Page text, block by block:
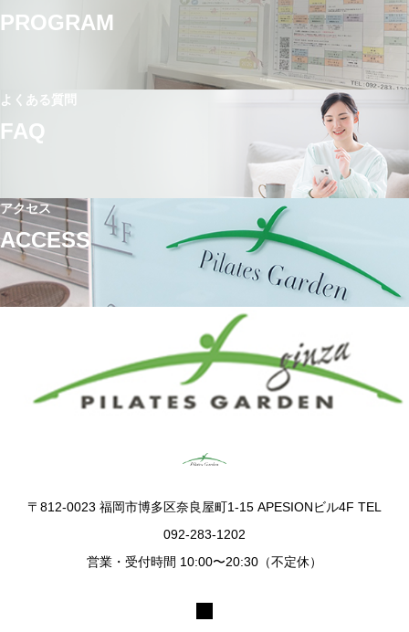
PROGRAM
よくある質問
FAQ
アクセス
ACCESS
〒812-0023 福岡市博多区奈良屋町1-15 APESIONビル4F TEL
092-283-1202
営業・受付時間 10:00〜20:30（不定休）